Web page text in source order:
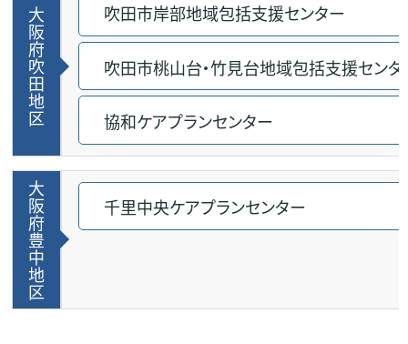
大
阪
府
吹
田
地
区
吹田市岸部地域包括支援センター
吹田市桃山台・竹見台地域包括支援センタ
協和ケアプランセンター
大
阪
府
豊
中
地
区
千里中央ケアプランセンター